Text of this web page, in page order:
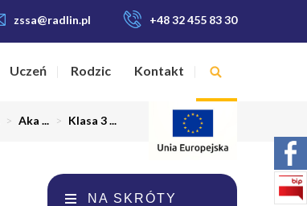
zssa@radlin.pl +48 32 455 83 30
Uczeń Rodzic Kontakt
> Aka ... > Klasa 3 ...
NA SKRÓTY